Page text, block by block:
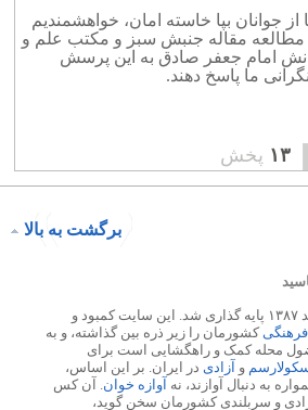
از جوانان بپا خاسته امان، خواهشمندیم
مطالعه مقاله جنبش سبز و مکتب علم و
امام جعفر صادق به این پرسش
ما پاسخ دهند.
۱۳ پخش
برگشت به بالا
فضول محله در ۱۳ اسفند ۱۳۸۷ پایه گذاری شد. این سایت کمبود و
فرهنگی کشورمان را زیر ذره بین گذاشته، و به
محله کمک و راهگشایی است برای
و آزادی در ایران. بر این اساس،
به دنبال آوازند، نه آوازه خوان . آن کس
و سربلندی کشورمان سخن گوید،